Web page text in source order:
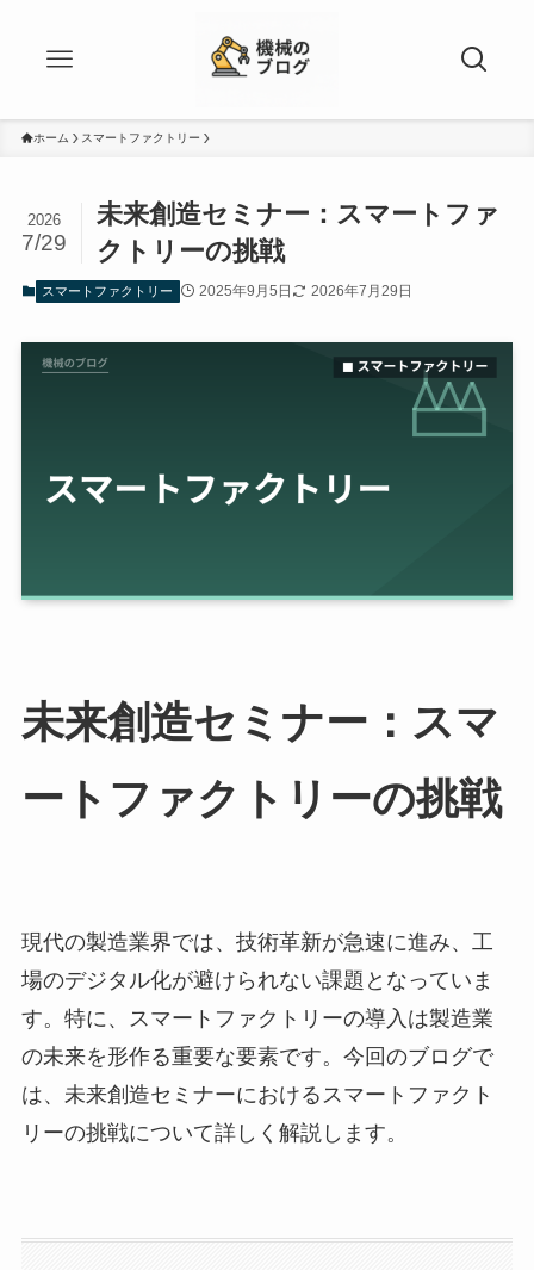
ホーム スマートファクトリー
未来創造セミナー：スマートファ
クトリーの挑戦
2026
7/29
スマートファクトリー 2025年9月5日 2026年7月29日
未来創造セミナー：スマ
ートファクトリーの挑戦
現代の製造業界では、技術革新が急速に進み、工
場のデジタル化が避けられない課題となっていま
す。特に、スマートファクトリーの導入は製造業
の未来を形作る重要な要素です。今回のブログで
は、未来創造セミナーにおけるスマートファクト
リーの挑戦について詳しく解説します。